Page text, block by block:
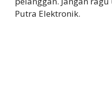
Putra Elektronik.